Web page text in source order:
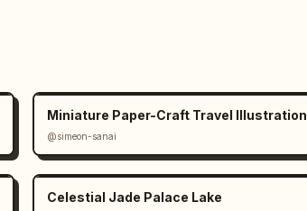
Miniature Paper-Craft Travel Illustration
@simeon-sanai
Celestial Jade Palace Lake